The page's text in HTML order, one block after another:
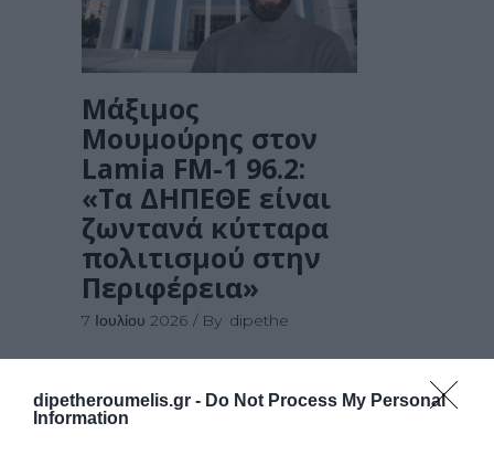
dipetheroumelis.gr - Do Not Process My Personal
Information
Μάξιμος
Μουμούρης στον
Lamia FM-1 96.2:
«Τα ΔΗΠΕΘΕ είναι
ζωντανά κύτταρα
πολιτισμού στην
Περιφέρεια»
7 Ιουλίου 2026 By dipethe